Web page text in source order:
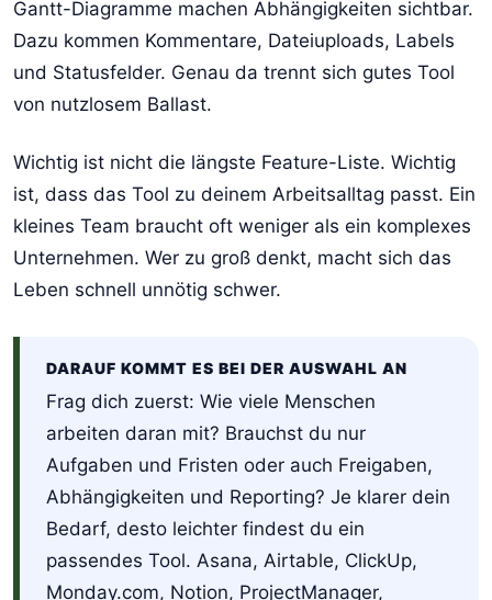
Gantt-Diagramme machen Abhängigkeiten sichtbar.
Dazu kommen Kommentare, Dateiuploads, Labels
und Statusfelder. Genau da trennt sich gutes Tool
von nutzlosem Ballast.
Wichtig ist nicht die längste Feature-Liste. Wichtig
ist, dass das Tool zu deinem Arbeitsalltag passt. Ein
kleines Team braucht oft weniger als ein komplexes
Unternehmen. Wer zu groß denkt, macht sich das
Leben schnell unnötig schwer.
DARAUF KOMMT ES BEI DER AUSWAHL AN
Frag dich zuerst: Wie viele Menschen
arbeiten daran mit? Brauchst du nur
Aufgaben und Fristen oder auch Freigaben,
Abhängigkeiten und Reporting? Je klarer dein
Bedarf, desto leichter findest du ein
passendes Tool. Asana, Airtable, ClickUp,
Monday.com, Notion, ProjectManager,